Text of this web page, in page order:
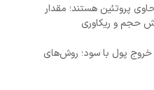
پروتئین هستند؛ مقدار
حجم و ریکاوری
پول با سود؛ روش‌های